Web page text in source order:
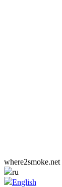
ru
English